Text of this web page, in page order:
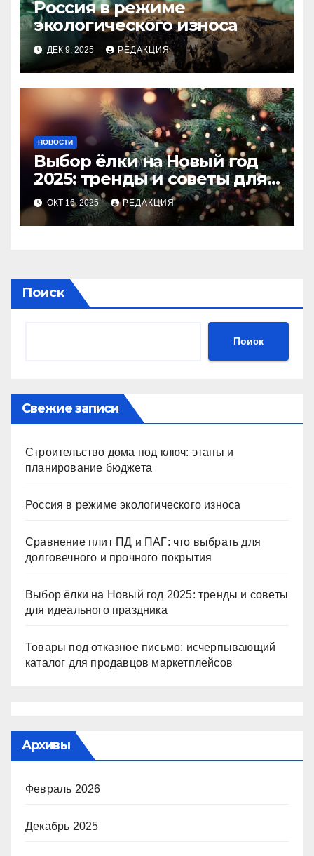
Россия в режиме
экологического износа
ДЕК 9, 2025 РЕДАКЦИЯ
НОВОСТИ
Выбор ёлки на Новый год
2025: тренды и советы для
идеального праздника
ОКТ 16, 2025 РЕДАКЦИЯ
Поиск
Поиск
Свежие записи
Строительство дома под ключ: этапы и
планирование бюджета
Россия в режиме экологического износа
Сравнение плит ПД и ПАГ: что выбрать для
долговечного и прочного покрытия
Выбор ёлки на Новый год 2025: тренды и советы
для идеального праздника
Товары под отказное письмо: исчерпывающий
каталог для продавцов маркетплейсов
Архивы
Февраль 2026
Декабрь 2025